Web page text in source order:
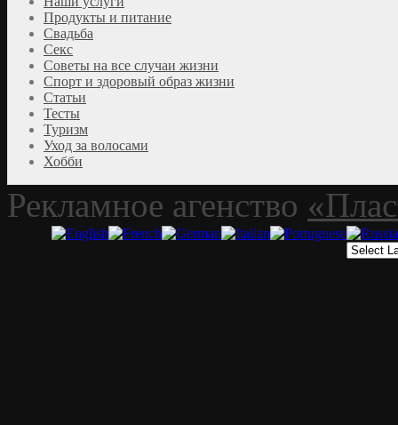
Продукты и питание
Свадьба
Секс
Советы на все случаи жизни
Спорт и здоровый образ жизни
Статьи
Тесты
Туризм
Уход за волосами
Хобби
Рекламное агенство